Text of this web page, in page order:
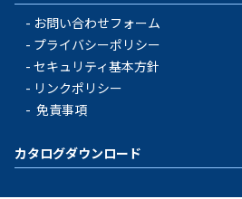
お問い合わせフォーム
プライバシーポリシー
セキュリティ基本方針
リンクポリシー
免責事項
カタログダウンロード